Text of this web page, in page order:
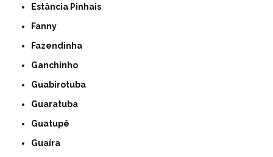
Estância Pinhais
Fanny
Fazendinha
Ganchinho
Guabirotuba
Guaratuba
Guatupê
Guaíra